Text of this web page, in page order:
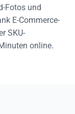
Fotos und
E-Commerce-
SKU-
online.